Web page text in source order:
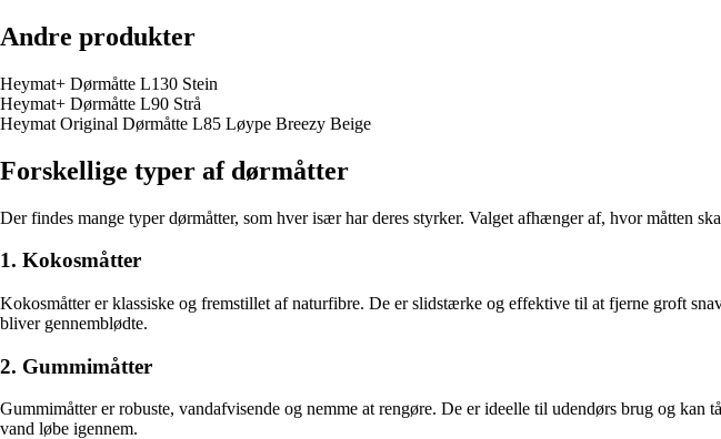
Andre produkter
Heymat+ Dørmåtte L130 Stein
Heymat+ Dørmåtte L90 Strå
Heymat Original Dørmåtte L85 Løype Breezy Beige
Forskellige typer af dørmåtter
Der findes mange typer dørmåtter, som hver især har deres styrker. Valget afhænger af, hvor måtten
1. Kokosmåtter
Kokosmåtter er klassiske og fremstillet af naturfibre. De er slidstærke og effektive til at fjerne groft
bliver gennemblødte.
2. Gummimåtter
Gummimåtter er robuste, vandafvisende og nemme at rengøre. De er ideelle til udendørs brug og
vand løbe igennem.